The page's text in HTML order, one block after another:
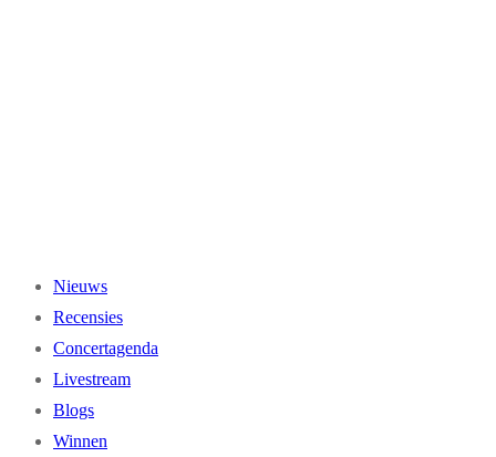
Nieuws
Recensies
Concertagenda
Livestream
Blogs
Winnen